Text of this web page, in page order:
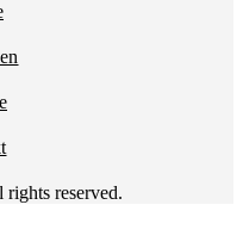
reserved.